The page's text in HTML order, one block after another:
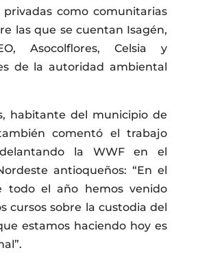
como comunitarias
las que se cuentan Isagén,
Asocolflores, Celsia y
de la autoridad ambiental
habitante del municipio de
comentó el trabajo
la WWF en el
antioqueños: “En el
todo el año hemos venido
cursos sobre la custodia del
estamos haciendo hoy es